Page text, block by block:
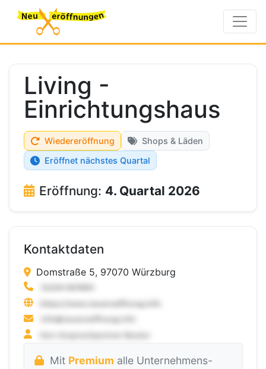
Living -
Einrichtungshaus
Wiedereröffnung
Shops & Läden
Eröffnet nächstes Quartal
Eröffnung: 4. Quartal 2026
Kontaktdaten
Domstraße 5, 97070 Würzburg
Mit Premium alle Unternehmens-